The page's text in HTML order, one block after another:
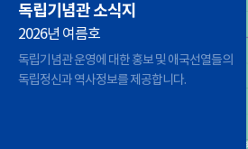
독립기념관 소식지
2026년 여름호
독립기념관 운영에 대한 홍보 및 애국선열들의
독립정신과 역사정보를 제공합니다.